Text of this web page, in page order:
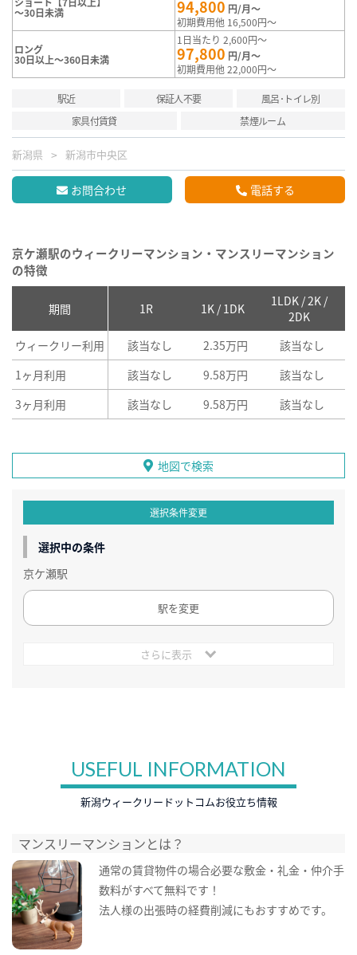
～30日未満 94,800 円/月～
初期費用他 16,500円～
ロング
30日以上～360日未満
1日当たり 2,600円～
97,800 円/月～
初期費用他 22,000円～
駅近 保証人不要
風呂･トイレ別
家具付賃貸
禁煙ルーム
新潟県 新潟市中央区
お問合わせ 電話する
京ケ瀬駅のウィークリーマンション・マンスリーマンション
の特徴
期間 1R 1K / 1DK
1LDK / 2K /
2DK
ウィークリー利用 該当なし 2.35万円 該当なし
1ヶ月利用
該当なし 9.58万円 該当なし
3ヶ月利用
該当なし 9.58万円 該当なし
地図で検索
選択条件変更
選択中の条件
京ケ瀬駅
駅を変更
さらに表示
USEFUL INFORMATION
新潟ウィークリードットコムお役立ち情報
マンスリーマンションとは？
通常の賃貸物件の場合必要な敷金・礼金・仲介手
数料がすべて無料です！
法人様の出張時の経費削減にもおすすめです。